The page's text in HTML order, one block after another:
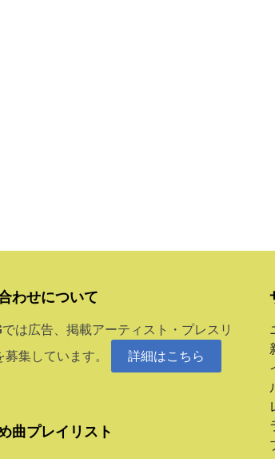
わせについて
では広告、掲載アーティスト・プレスリ
募集しています。
詳細はこちら
曲プレイリスト